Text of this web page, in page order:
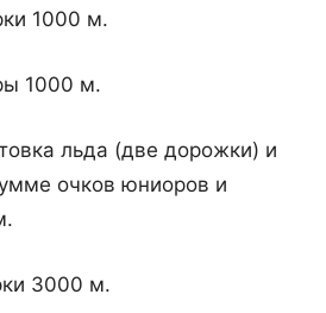
1000 м.
1000 м.
льда (две дорожки) и
очков юниоров и
3000 м.